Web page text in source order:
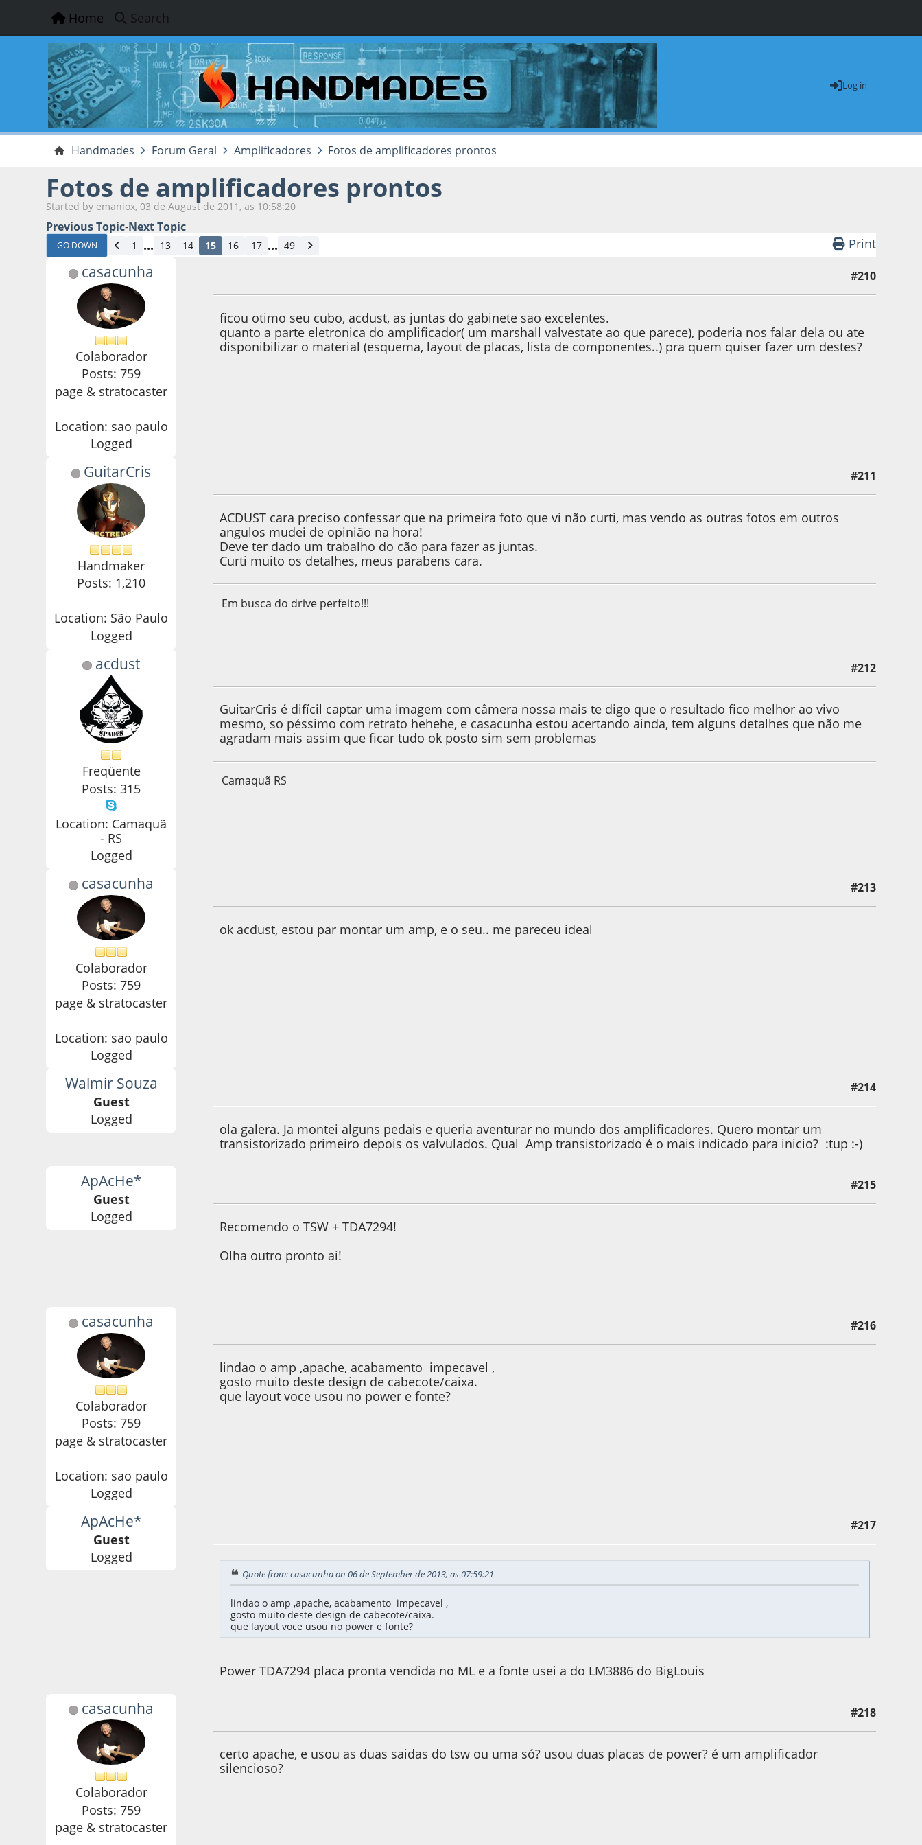
Home Search
Log in
Handmades Forum Geral Amplificadores Fotos de amplificadores prontos
Fotos de amplificadores prontos
Started by emaniox, 03 de August de 2011, as 10:58:20
Previous Topic-Next Topic
GO DOWN 1 ... 13 14 15 16 17 ... 49 Print
casacunha
Colaborador
Posts: 759
page & stratocaster
Location: sao paulo
Logged
#210
ficou otimo seu cubo, acdust, as juntas do gabinete sao excelentes.
quanto a parte eletronica do amplificador( um marshall valvestate ao que parece), poderia nos falar dela ou ate
disponibilizar o material (esquema, layout de placas, lista de componentes..) pra quem quiser fazer um destes?
GuitarCris
Handmaker
Posts: 1,210
Location: São Paulo
Logged
#211
ACDUST cara preciso confessar que na primeira foto que vi não curti, mas vendo as outras fotos em outros
angulos mudei de opinião na hora!
Deve ter dado um trabalho do cão para fazer as juntas.
Curti muito os detalhes, meus parabens cara.
Em busca do drive perfeito!!!
acdust
Freqüente
Posts: 315
Location: Camaquã
- RS
Logged
#212
GuitarCris é difícil captar uma imagem com câmera nossa mais te digo que o resultado fico melhor ao vivo
mesmo, so péssimo com retrato hehehe, e casacunha estou acertando ainda, tem alguns detalhes que não me
agradam mais assim que ficar tudo ok posto sim sem problemas
Camaquã RS
casacunha
Colaborador
Posts: 759
page & stratocaster
Location: sao paulo
Logged
#213
ok acdust, estou par montar um amp, e o seu.. me pareceu ideal
Walmir Souza
Guest
Logged
#214
ola galera. Ja montei alguns pedais e queria aventurar no mundo dos amplificadores. Quero montar um
transistorizado primeiro depois os valvulados. Qual Amp transistorizado é o mais indicado para inicio? :tup :-)
ApAcHe*
Guest
Logged
#215
Recomendo o TSW + TDA7294!
Olha outro pronto ai!
casacunha
Colaborador
Posts: 759
page & stratocaster
Location: sao paulo
Logged
#216
lindao o amp ,apache, acabamento impecavel ,
gosto muito deste design de cabecote/caixa.
que layout voce usou no power e fonte?
ApAcHe*
Guest
Logged
#217
Quote from: casacunha on 06 de September de 2013, as 07:59:21
lindao o amp ,apache, acabamento impecavel ,
gosto muito deste design de cabecote/caixa.
que layout voce usou no power e fonte?
Power TDA7294 placa pronta vendida no ML e a fonte usei a do LM3886 do BigLouis
casacunha
Colaborador
Posts: 759
page & stratocaster
#218
certo apache, e usou as duas saidas do tsw ou uma só? usou duas placas de power? é um amplificador
silencioso?